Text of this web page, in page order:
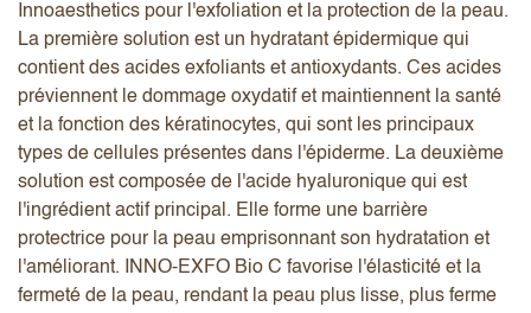
Innoaesthetics pour l'exfoliation et la protection de la peau.
La première solution est un hydratant épidermique qui
contient des acides exfoliants et antioxydants. Ces acides
préviennent le dommage oxydatif et maintiennent la santé
et la fonction des kératinocytes, qui sont les principaux
types de cellules présentes dans l'épiderme. La deuxième
solution est composée de l'acide hyaluronique qui est
l'ingrédient actif principal. Elle forme une barrière
protectrice pour la peau emprisonnant son hydratation et
l'améliorant. INNO-EXFO Bio C favorise l'élasticité et la
fermeté de la peau, rendant la peau plus lisse, plus ferme